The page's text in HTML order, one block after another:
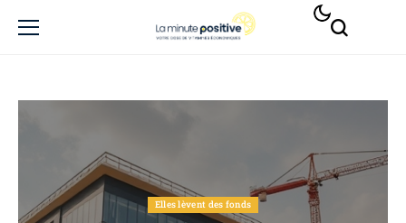
Elles lèvent des fonds